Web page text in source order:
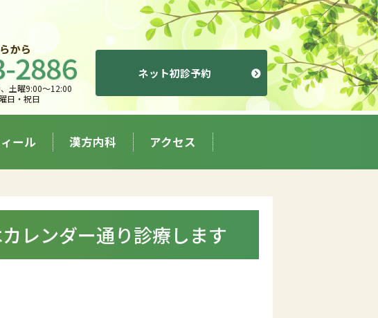
土曜9:00〜12:00
日・祝日
ネット初診予約
ール 漢方内科 アクセス
レンダー通り診療します